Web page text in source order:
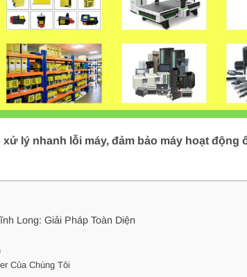
lý nhanh lỗi máy, đảm bảo máy hoạt
Long: Giải Pháp Toàn Diện
Của Chúng Tôi